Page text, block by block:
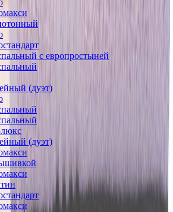
с европростыней
(дуэт)
(дуэт)